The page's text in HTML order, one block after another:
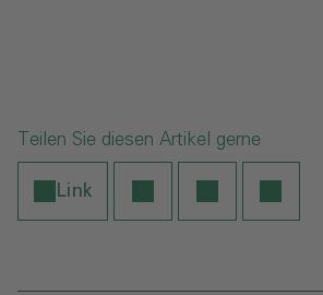
Teilen Sie diesen Artikel gerne
Link